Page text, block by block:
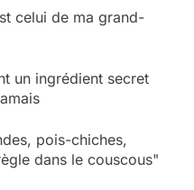
celui de ma grand-
un ingrédient secret
pois-chiches,
dans le couscous"